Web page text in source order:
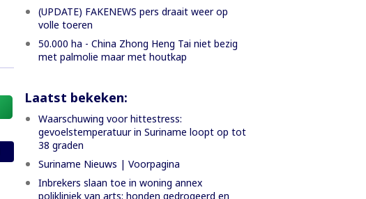
(UPDATE) FAKENEWS pers draait weer op
volle toeren
50.000 ha - China Zhong Heng Tai niet bezig
met palmolie maar met houtkap
Laatst bekeken:
Waarschuwing voor hittestress:
gevoelstemperatuur in Suriname loopt op tot
38 graden
Suriname Nieuws | Voorpagina
Inbrekers slaan toe in woning annex
polikliniek van arts: honden gedrogeerd en